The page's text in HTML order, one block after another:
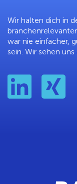
Wir halten dich in
war nie einfacher,
sein. Wir sehen